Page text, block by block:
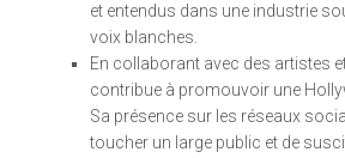
et entendus dans une industrie
voix blanches.
En collaborant avec des artistes
contribue à promouvoir une
Sa présence sur les réseaux
toucher un large public et de